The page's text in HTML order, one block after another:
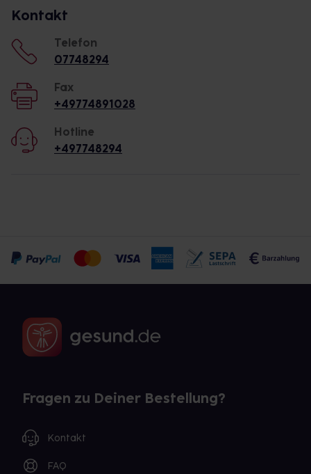
Kontakt
Telefon
07748294
Fax
+49774891028
Hotline
+497748294
Fragen zu Deiner Bestellung?
Kontakt
FAQ